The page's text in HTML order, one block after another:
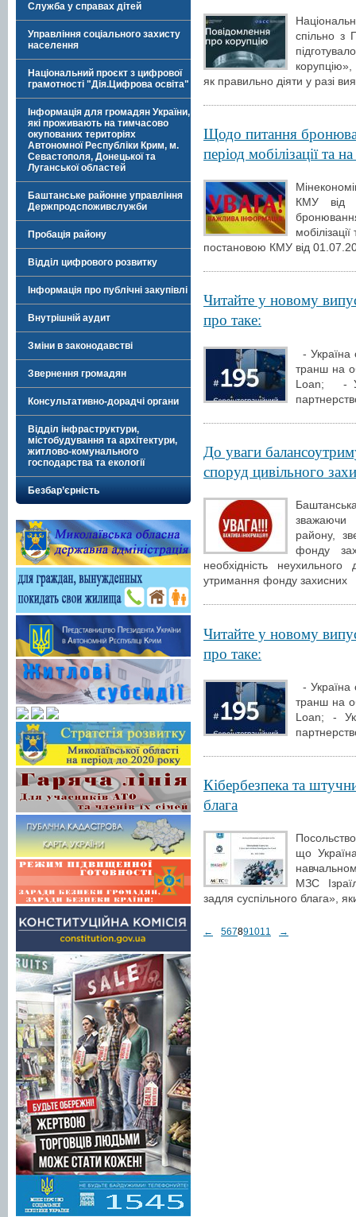
Служба у справах дітей
Управління соціального захисту
населення
Національний проєкт з цифрової
грамотності "Дія.Цифрова освіта"
Інформація для громадян України,
які проживають на тимчасово
окупованих територіях
Автономної Республіки Крим, м.
Севастополя, Донецької та
Луганської областей
Баштанське районне управління
Держпродспоживслужби
Пробація району
Відділ цифрового розвитку
Інформація про публічні закупівлі
Внутрішній аудит
Зміни в законодавстві
Звернення громадян
Консультативно-дорадчі органи
Відділ інфраструктури,
містобудування та архітектури,
житлово-комунального
господарства та екології
Безбар’єрність
спільно з
як правильно діяти у разі
Щодо питання
період мобілізації та
КМУ від
постановою КМУ від
Читайте у новому
про таке:
-
транш на
Loan; -
До уваги
споруд цивільного
зважаючи
району,
фонду
необхідність
утримання фонду захисних
Читайте у новому
про таке:
-
транш на
Loan; -
Кібербезпека та
блага
що
МЗС
задля суспільного блага»,
← 567891011 →